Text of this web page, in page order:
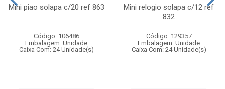
Mini piao solapa c/20 ref 863
Código: 106486
Embalagem: Unidade
Caixa Com: 24 Unidade(s)
Mini relogio solapa c/12 ref
832
Código: 129357
Embalagem: Unidade
Caixa Com: 24 Unidade(s)